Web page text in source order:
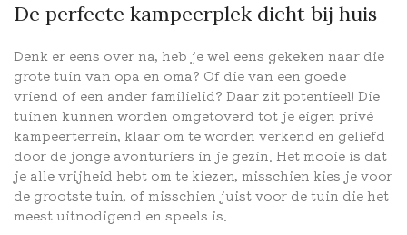
De perfecte kampeerplek dicht bij huis
Denk er eens over na, heb je wel eens gekeken naar die
grote tuin van opa en oma? Of die van een goede
vriend of een ander familielid? Daar zit potentieel! Die
tuinen kunnen worden omgetoverd tot je eigen privé
kampeerterrein, klaar om te worden verkend en geliefd
door de jonge avonturiers in je gezin. Het mooie is dat
je alle vrijheid hebt om te kiezen, misschien kies je voor
de grootste tuin, of misschien juist voor de tuin die het
meest uitnodigend en speels is.